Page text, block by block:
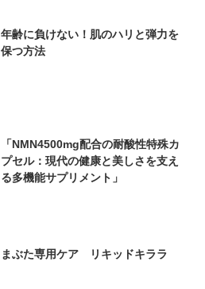
年齢に負けない！肌のハリと弾力を
保つ方法
「NMN4500mg配合の耐酸性特殊カ
プセル：現代の健康と美しさを支え
る多機能サプリメント」
まぶた専用ケア リキッドキララ